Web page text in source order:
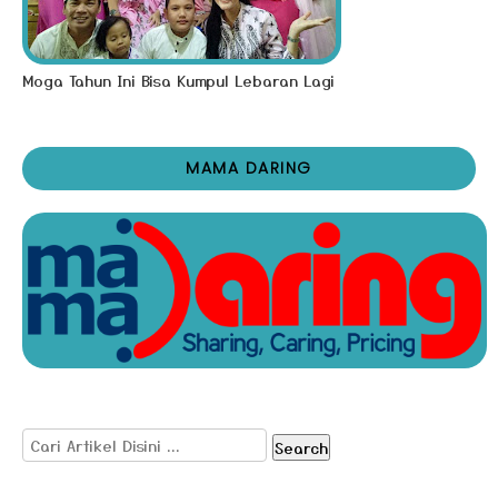
Moga Tahun Ini Bisa Kumpul Lebaran Lagi
MAMA DARING
Search